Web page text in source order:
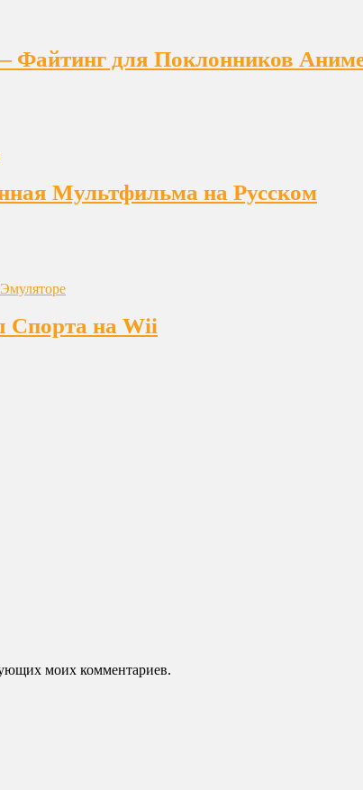
Файтинг для Поклонников
Мультфильма на Русском
Спорта на Wii
моих комментариев.